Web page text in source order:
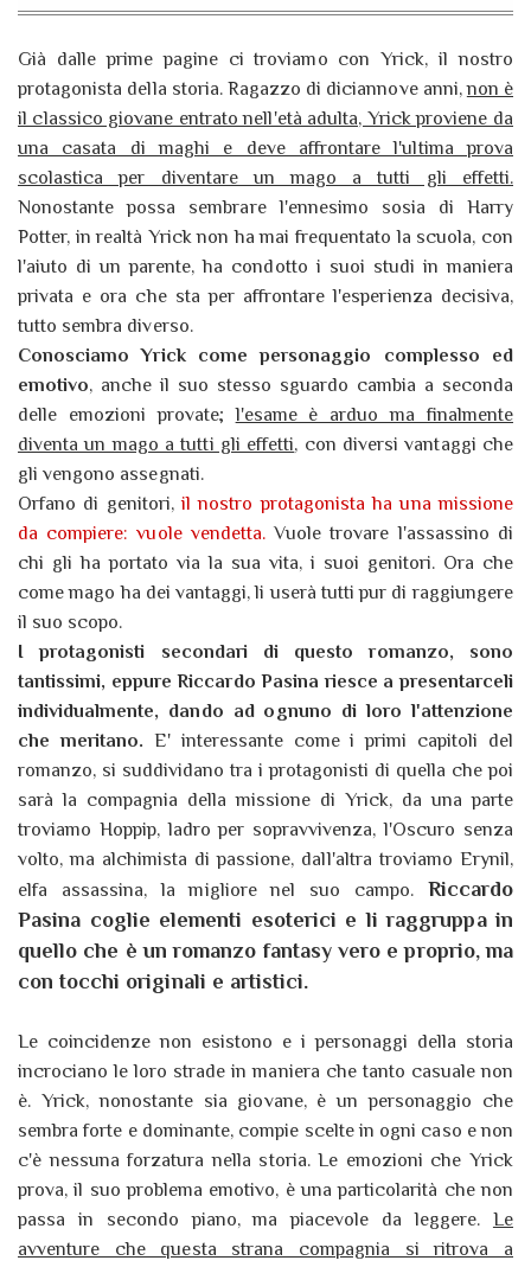
Già dalle prime pagine ci troviamo con Yrick, il nostro
protagonista della storia. Ragazzo di diciannove anni,non è
il classico giovane entrato nell'età adulta, Yrick proviene da
una casata di maghi e deve affrontare l'ultima prova
scolastica per diventare un mago a tutti gli effetti.
Nonostante possa sembrare l'ennesimo sosia di Harry
Potter, in realtà Yrick non ha mai frequentato la scuola, con
l'aiuto di un parente, ha condotto i suoi studi in maniera
privata e ora che sta per affrontare l'esperienza decisiva,
tutto sembra diverso.
Conosciamo Yrick come personaggio complesso ed
emotivo, anche il suo stesso sguardo cambia a seconda
delle emozioni provate;l'esame è arduo ma finalmente
diventa un mago a tutti gli effetti, con diversi vantaggi che
gli vengono assegnati.
Orfano di genitori,il nostro protagonista ha una missione
da compiere: vuole vendetta.Vuole trovare l'assassino di
chi gli ha portato via la sua vita, i suoi genitori. Ora che
come mago ha dei vantaggi, li userà tutti pur di raggiungere
il suo scopo.
I protagonisti secondari di questo romanzo, sono
tantissimi, eppure Riccardo Pasina riesce a presentarceli
individualmente, dando ad ognuno di loro l'attenzione
che meritano. E' interessante come i primi capitoli del
romanzo, si suddividano tra i protagonisti di quella che poi
sarà la compagnia della missione di Yrick, da una parte
troviamo Hoppip, ladro per sopravvivenza, l'Oscuro senza
volto, ma alchimista di passione, dall'altra troviamo Erynil,
elfa assassina, la migliore nel suo campo. Riccardo
Pasina coglie elementi esoterici e li raggruppa in
quello che è un romanzo fantasy vero e proprio, ma
con tocchi originali e artistici.
Le coincidenze non esistono e i personaggi della storia
incrociano le loro strade in maniera che tanto casuale non
è. Yrick, nonostante sia giovane, è un personaggio che
sembra forte e dominante, compie scelte in ogni caso e non
c'è nessuna forzatura nella storia. Le emozioni che Yrick
prova, il suo problema emotivo, è una particolarità che non
passa in secondo piano, ma piacevole da leggere. Le
avventure che questa strana compagnia si ritrova a